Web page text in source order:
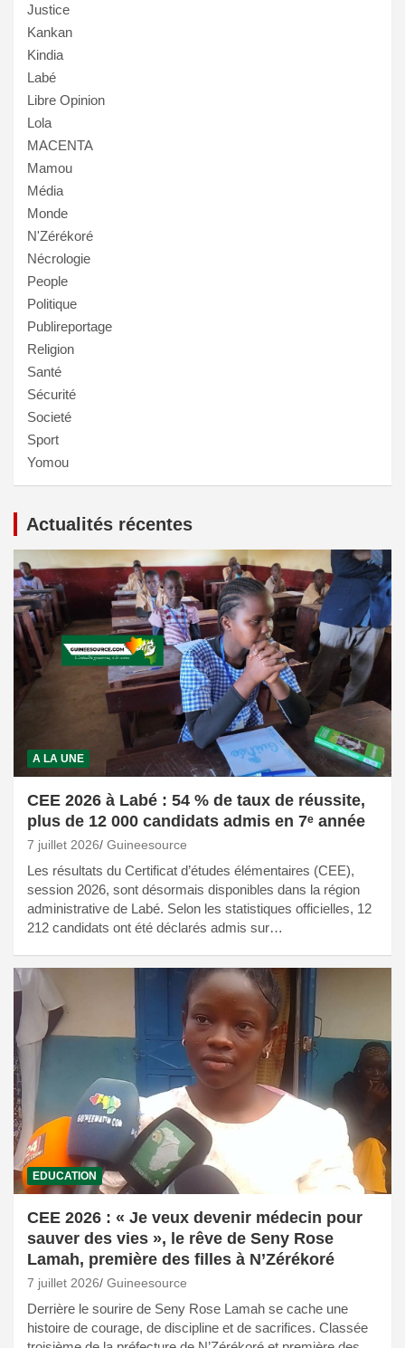
Justice
Kankan
Kindia
Labé
Libre Opinion
Lola
MACENTA
Mamou
Média
Monde
N'Zérékoré
Nécrologie
People
Politique
Publireportage
Religion
Santé
Sécurité
Societé
Sport
Yomou
Actualités récentes
A LA UNE
CEE 2026 à Labé : 54 % de taux de réussite,
plus de 12 000 candidats admis en 7ᵉ année
7 juillet 2026 Guineesource
Les résultats du Certificat d’études élémentaires (CEE),
session 2026, sont désormais disponibles dans la région
administrative de Labé. Selon les statistiques officielles, 12
212 candidats ont été déclarés admis sur…
EDUCATION
CEE 2026 : « Je veux devenir médecin pour
sauver des vies », le rêve de Seny Rose
Lamah, première des filles à N’Zérékoré
7 juillet 2026 Guineesource
Derrière le sourire de Seny Rose Lamah se cache une
histoire de courage, de discipline et de sacrifices. Classée